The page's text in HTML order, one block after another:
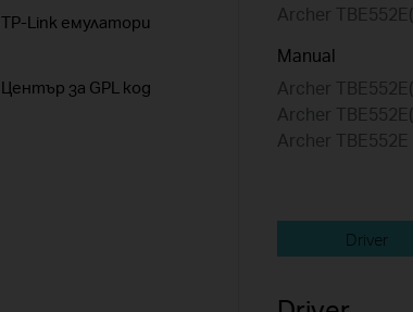
TP-Link емулатори
Център за GPL код
Archer
Manual
Archer
Archer
Archer
Driver